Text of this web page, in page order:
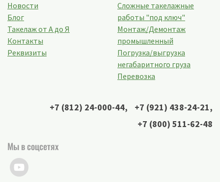
Новости
Блог
Такелаж от А до Я
Контакты
Реквизиты
Сложные такелажные
работы "под ключ"
Монтаж/Демонтаж
промышленный
Погрузка/выгрузка
негабаритного груза
Перевозка
+7 (812) 24-000-44, +7 (921) 438-24-21,
+7 (800) 511-62-48
Мы в соцсетях